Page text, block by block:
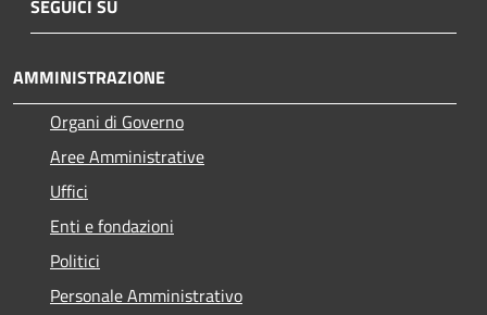
SEGUICI SU
AMMINISTRAZIONE
Organi di Governo
Aree Amministrative
Uffici
Enti e fondazioni
Politici
Personale Amministrativo